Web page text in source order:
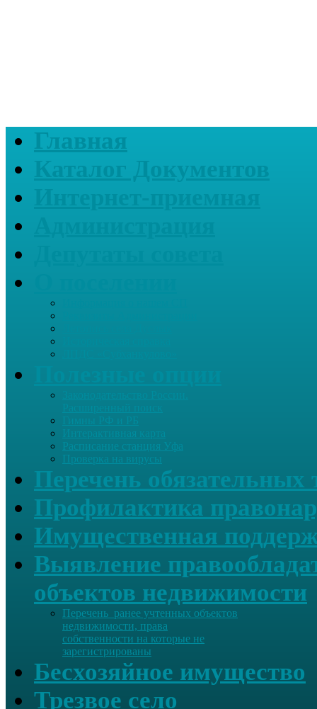
Главная
Каталог Документов
Интерактивная карта
Расписание станция Уфа
Проверка на вирусы
Перечень обязательных
Профилактика
Имущественная
Выявление
объектов недвижимости
Перечень ранее учтенных объектов
недвижимости, права
собственности на которые не
зарегистрированы
Бесхозяйное имущество
Трезвое село